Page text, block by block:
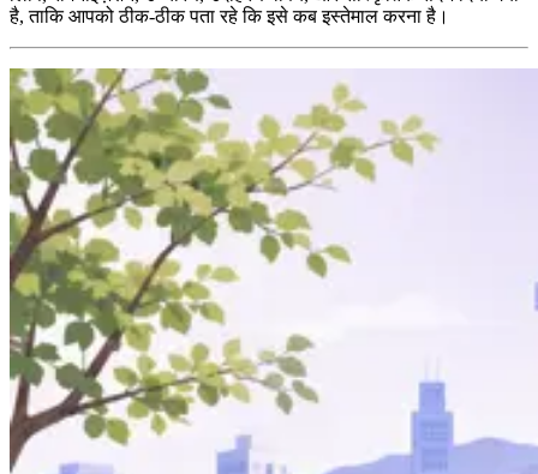
है, ताकि आपको ठीक-ठीक पता रहे कि इसे कब इस्तेमाल करना है।